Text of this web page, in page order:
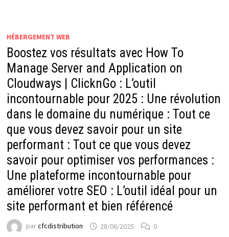
HÉBERGEMENT WEB
Boostez vos résultats avec How To
Manage Server and Application on
Cloudways | ClicknGo : L’outil
incontournable pour 2025 : Une révolution
dans le domaine du numérique : Tout ce
que vous devez savoir pour un site
performant : Tout ce que vous devez
savoir pour optimiser vos performances :
Une plateforme incontournable pour
améliorer votre SEO : L’outil idéal pour un
site performant et bien référencé
parcfcdistribution 28/06/2025 0